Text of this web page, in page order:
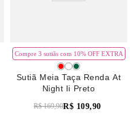
Compre 3 sutiãs com 10% OFF EXTRA
Sutiã Meia Taça Renda At
Night Ii Preto
R$ 169,90R$ 109,90